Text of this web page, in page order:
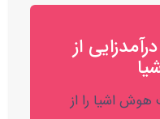
از
هوش اشیا را از